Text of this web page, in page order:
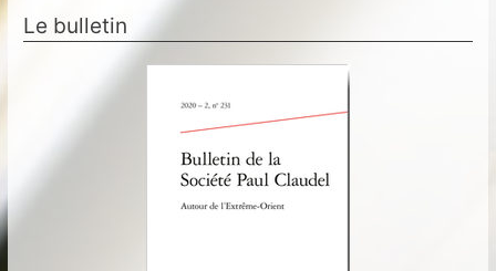
Le bulletin